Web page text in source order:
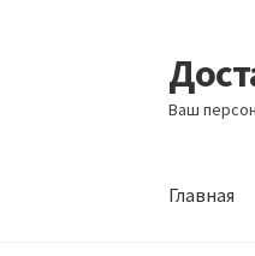
Перейти
к
Перейти
к
Ваш
Главная